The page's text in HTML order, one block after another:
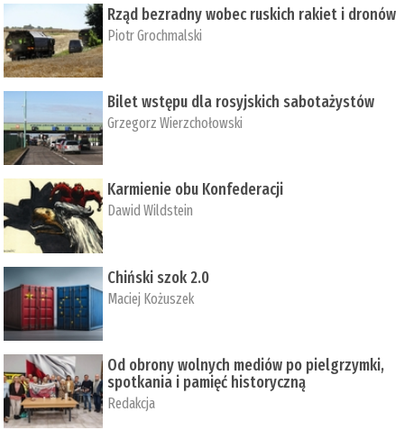
Rząd bezradny wobec ruskich rakiet i dronów
Piotr Grochmalski
Bilet wstępu dla rosyjskich sabotażystów
Grzegorz Wierzchołowski
Karmienie obu Konfederacji
Dawid Wildstein
Chiński szok 2.0
Maciej Kożuszek
Od obrony wolnych mediów po pielgrzymki,
spotkania i pamięć historyczną
Redakcja